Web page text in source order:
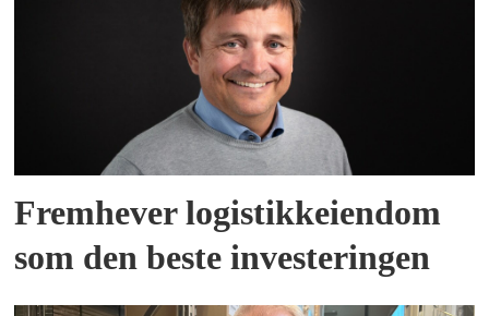
Fremhever logistikkeiendom
som den beste investeringen